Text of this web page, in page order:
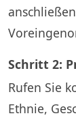
Schritt 2:
Rufen Sie
Ethnie,